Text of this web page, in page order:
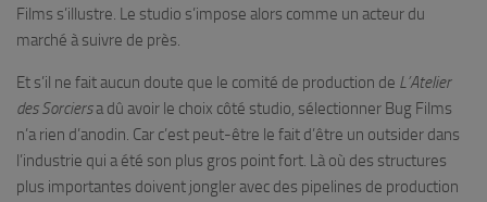
Films s’illustre. Le studio s’impose alors comme un acteur du
marché à suivre de près.
Et s’il ne fait aucun doute que le comité de production de L’Atelier
des Sorciersa dû avoir le choix côté studio, sélectionner Bug Films
n’a rien d’anodin. Car c’est peut-être le fait d’être un outsider dans
l’industrie qui a été son plus gros point fort. Là où des structures
plus importantes doivent jongler avec des pipelines de production